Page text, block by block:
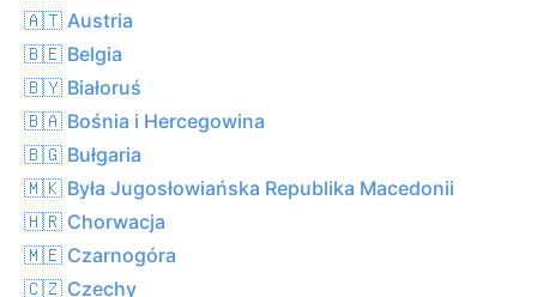
🇦🇹 Austria
🇧🇪 Belgia
🇧🇾 Białoruś
🇧🇦 Bośnia i Hercegowina
🇧🇬 Bułgaria
🇲🇰 Była Jugosłowiańska Republika Macedonii
🇭🇷 Chorwacja
🇲🇪 Czarnogóra
🇨🇿 Czechy